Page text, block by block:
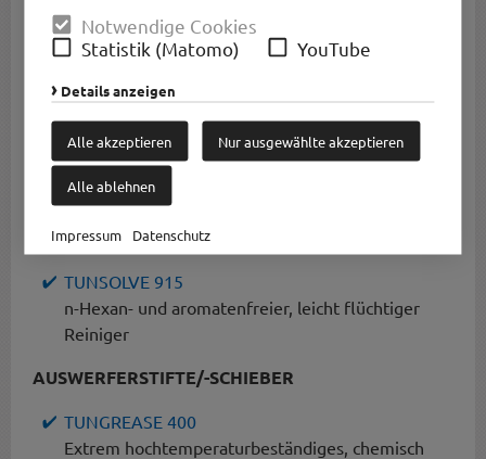
Notwendige Cookies
Statistik (Matomo)
YouTube
Details anzeigen
Alle akzeptieren Nur ausgewählte akzeptieren
Alle ablehnen
Impressum Datenschutz
Extrem hochtemperaturbeständiges, chemisch
inertes Fluorcarbonafett - mit hohem
Festschmierstoffanteil
TUNGREASE CS-REIHE
Temperaturbeständikeit und
Druckaufnahmefähigkeit
! NSF H1 registriert !
GRANULATSPEICHER
TUNSOLVE 915
n-Hexan- und aromatenfreier, leicht flüchtiger
Reiniger
AUSWERFERSTIFTE/-SCHIEBER
TUNGREASE 400
Extrem hochtemperaturbeständiges, chemisch